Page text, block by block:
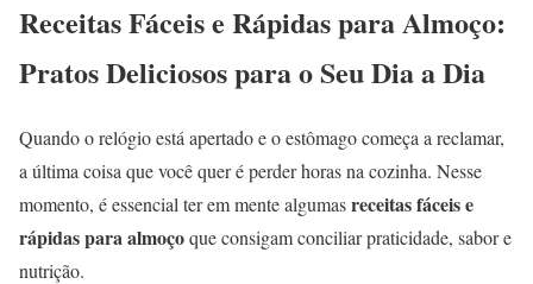
Receitas Fáceis e Rápidas para Almoço:
Pratos Deliciosos para o Seu Dia a Dia
Quando o relógio está apertado e o estômago começa a reclamar,
a última coisa que você quer é perder horas na cozinha. Nesse
momento, é essencial ter em mente algumasreceitas fáceis e
rápidas para almoçoque consigam conciliar praticidade, sabor e
nutrição.